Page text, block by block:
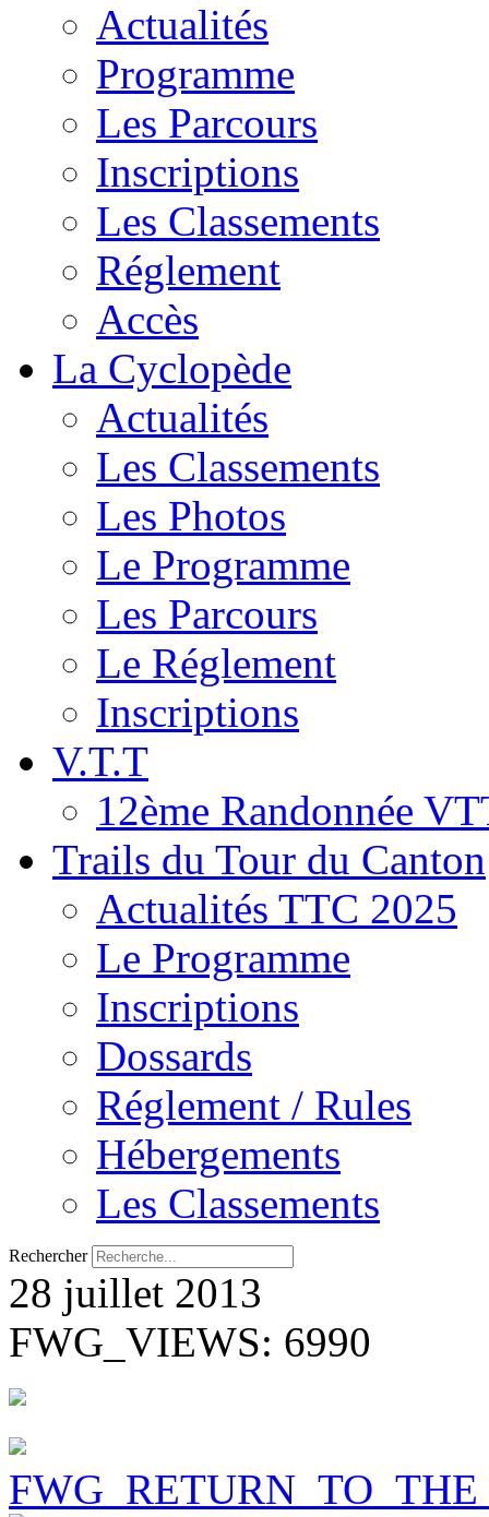
Actualités
Programme
Les Parcours
Inscriptions
Les Classements
Réglement
Accès
La Cyclopède
Actualités
Les Classements
Les Photos
Le Programme
Les Parcours
Le Réglement
Inscriptions
V.T.T
12ème Randonnée
Trails du Tour du Canton
Actualités TTC 2025
Le Programme
Inscriptions
Dossards
Réglement / Rules
Hébergements
Les Classements
Rechercher
28 juillet 2013
FWG_VIEWS: 6990